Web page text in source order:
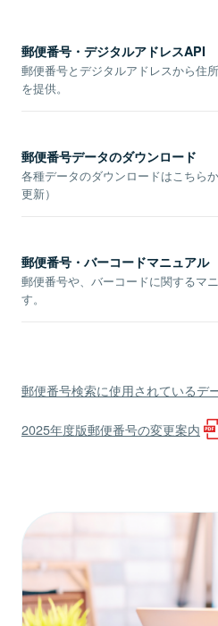
郵便番号・デジタルアドレスAPI
郵便番号とデジタルアドレスから住
を提供。
郵便番号データのダウンロード
各種データのダウンロードはこちら
更新）
郵便番号・バーコードマニュアル
郵便番号や、バーコードに関するマ
す。
郵便番号検索に使用されているデ
2025年度版郵便番号の変更案内